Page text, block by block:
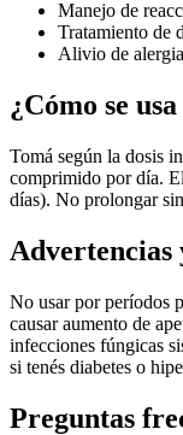
Manejo de
Tratamiento de
Alivio de
¿Cómo se usa
Tomá según la dosis
comprimido por día.
días). No prolongar
Advertencias
No usar por períodos
causar aumento de
infecciones fúngicas
si tenés diabetes o
Preguntas